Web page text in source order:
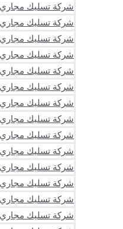
شركة تسليك مجاري بحي
شركة تسليك مجاري بحي
شركة تسليك مجاري بحي
شركة تسليك مجاري بحي
شركة تسليك مجاري بحي
شركة تسليك مجاري بحي
شركة تسليك مجاري بحي
شركة تسليك مجاري بحي
شركة تسليك مجاري بحي
شركة تسليك مجاري بحي
شركة تسليك مجاري بحي
شركة تسليك مجاري بحي
شركة تسليك مجاري بحي
شركة تسليك مجاري بحي